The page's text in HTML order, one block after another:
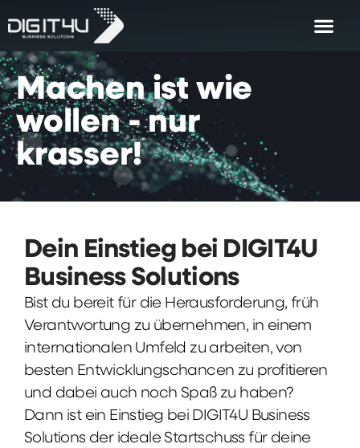
Machen ist wie
wollen - nur
krasser!
Dein Einstieg bei DIGIT4U
Business Solutions
Bist du bereit für die Herausforderung, früh
Verantwortung zu übernehmen, in einem
internationalen Umfeld zu arbeiten, von
besten Entwicklungschancen zu profitieren
und dabei auch noch Spaß zu haben?
Dann ist ein Einstieg bei DIGIT4U Business
Solutions der ideale Startschuss für deine